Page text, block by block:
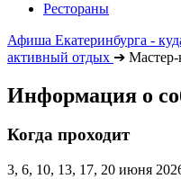
Рестораны
Афиша Екатеринбурга -
активный отдых ➔ Мастер-
Информация о
Когда проходит
3, 6, 10, 13, 17, 20 июня